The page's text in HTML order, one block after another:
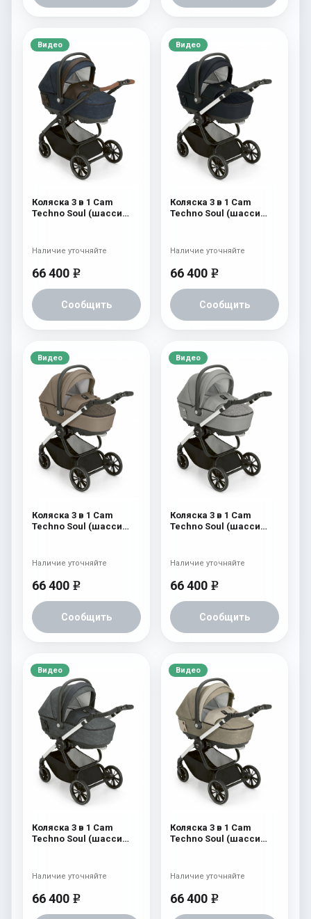
Видео
Коляска 3 в 1 Cam
Techno Soul (шасси
66 400 e
Сообщить
Наличие уточняйте
Видео
Коляска 3 в 1 Cam
Techno Soul (шасси
66 400 e
Сообщить
Наличие уточняйте
Видео
Коляска 3 в 1 Cam
Techno Soul (шасси
66 400 e
Сообщить
Наличие уточняйте
Видео
Коляска 3 в 1 Cam
Techno Soul (шасси
66 400 e
Сообщить
Наличие уточняйте
Видео
Коляска 3 в 1 Cam
Techno Soul (шасси
66 400 e
Наличие уточняйте
Видео
Коляска 3 в 1 Cam
Techno Soul (шасси
66 400 e
Наличие уточняйте